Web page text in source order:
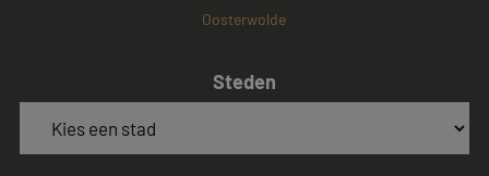
Oosterwolde
Steden